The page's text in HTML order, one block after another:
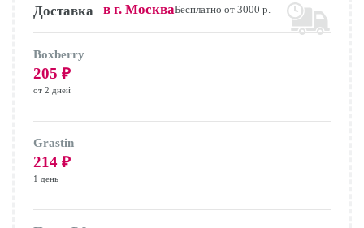
Доставка в г. МоскваБесплатно от 3000 р.
Boxberry
205 ₽
от 2 дней
Grastin
214 ₽
1 день